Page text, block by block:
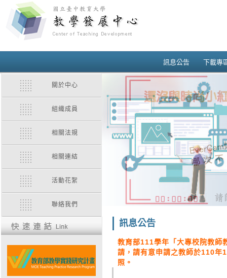
訊息公告 下載專
關於中心
組織成員
相關法規
相關連結
活動花絮
聯絡我們
訊息公告
教育部111學年「大專校院教師
請，請有意申請之教師於110年
照。